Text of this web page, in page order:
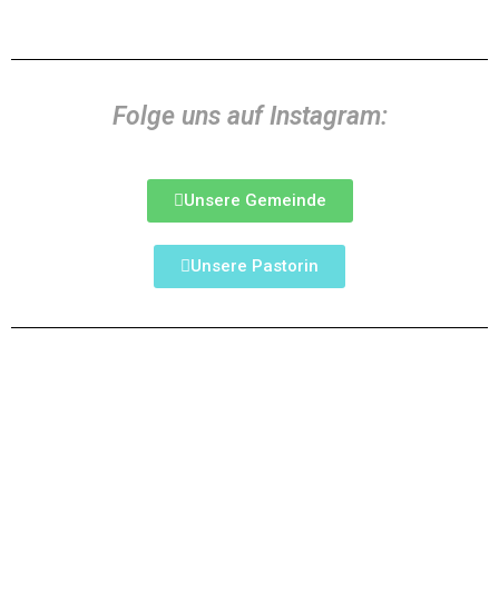
Folge uns auf Instagram:
Unsere Gemeinde
Unsere Pastorin